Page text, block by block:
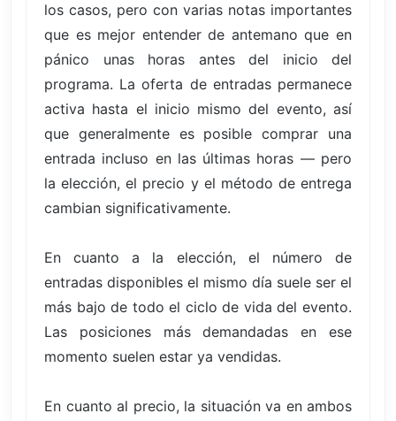
los casos, pero con varias notas importantes
que es mejor entender de antemano que en
pánico unas horas antes del inicio del
programa. La oferta de entradas permanece
activa hasta el inicio mismo del evento, así
que generalmente es posible comprar una
entrada incluso en las últimas horas — pero
la elección, el precio y el método de entrega
cambian significativamente.
En cuanto a la elección, el número de
entradas disponibles el mismo día suele ser el
más bajo de todo el ciclo de vida del evento.
Las posiciones más demandadas en ese
momento suelen estar ya vendidas.
En cuanto al precio, la situación va en ambos